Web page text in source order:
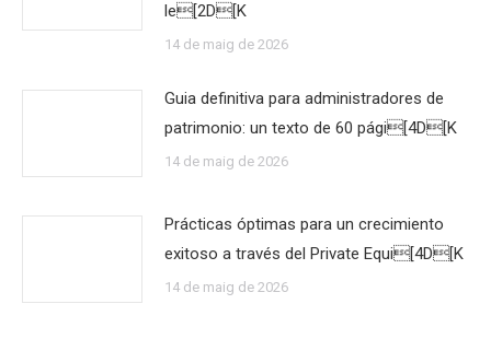
le[2D[K
14 de maig de 2026
Guia definitiva para administradores de
patrimonio: un texto de 60 pági[4D[K
14 de maig de 2026
Prácticas óptimas para un crecimiento
exitoso a través del Private Equi[4D[K
14 de maig de 2026